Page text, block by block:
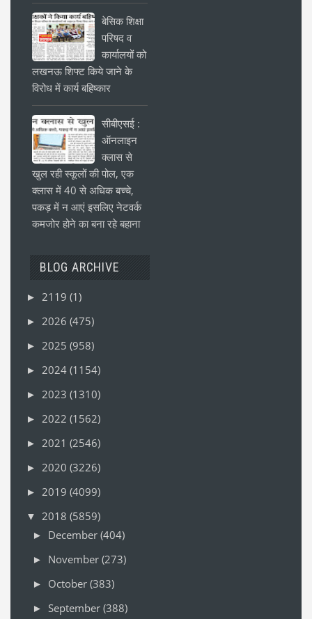
बेसिक शिक्षा
परिषद व
कार्यालयों को
लखनऊ शिफ्ट किये जाने के
विरोध में कार्य बहिष्कार
सीबीएसई :
ऑनलाइन
क्लास से
खुल रही स्कूलों की पोल, एक
क्लास में 40 से अधिक बच्चे,
पकड़ में न आएं इसलिए नेटवर्क
कमजोर होने का बना रहे बहाना
BLOG ARCHIVE
► 2119 (1)
► 2026 (475)
► 2025 (958)
► 2024 (1154)
► 2023 (1310)
► 2022 (1562)
► 2021 (2546)
► 2020 (3226)
► 2019 (4099)
▼ 2018 (5859)
► December (404)
► November (273)
► October (383)
► September (388)